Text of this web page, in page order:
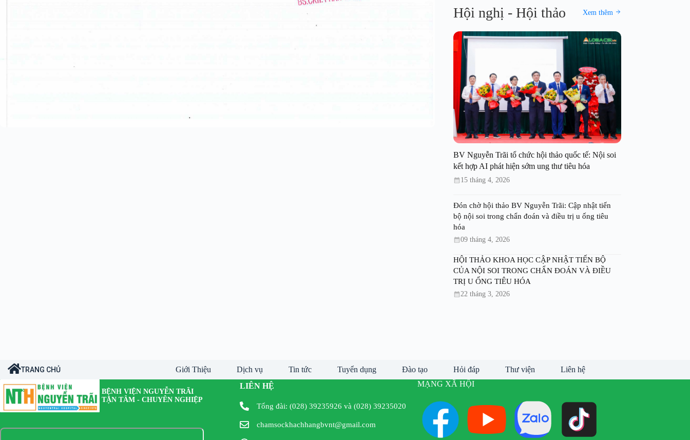
Hội nghị - Hội thảo Xem thêm
BV Nguyễn Trãi tổ chức hội thảo quốc tế: Nội soi
kết hợp AI phát hiện sớm ung thư tiêu hóa
15 tháng 4, 2026
Đón chờ hội thảo BV Nguyễn Trãi: Cập nhật tiến
bộ nội soi trong chẩn đoán và điều trị u ống tiêu
hóa
09 tháng 4, 2026
HỘI THẢO KHOA HỌC CẬP NHẬT TIẾN BỘ
CỦA NỘI SOI TRONG CHẨN ĐOÁN VÀ ĐIỀU
TRỊ U ỐNG TIÊU HÓA
22 tháng 3, 2026
TRANG CHỦ Giới Thiệu Dịch vụ Tin tức Tuyển dụng Đào tạo Hỏi đáp Thư viện Liên hệ
BỆNH VIỆN NGUYỄN TRÃI
TẬN TÂM - CHUYÊN NGHIỆP
LIÊN HỆ
Tổng đài: (028) 39235926 và (028) 39235020
chamsockhachhangbvnt@gmail.com
MẠNG XÃ HỘI